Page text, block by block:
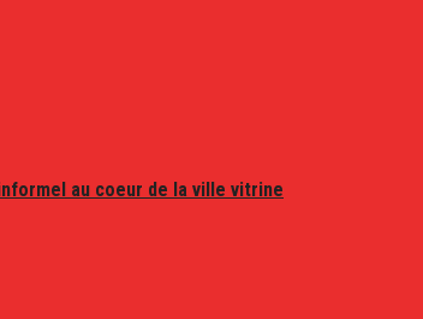
au coeur de la ville vitrine